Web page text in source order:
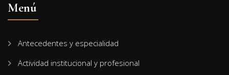
Menú
Antecedentes y especialidad
Actividad institucional y profesional